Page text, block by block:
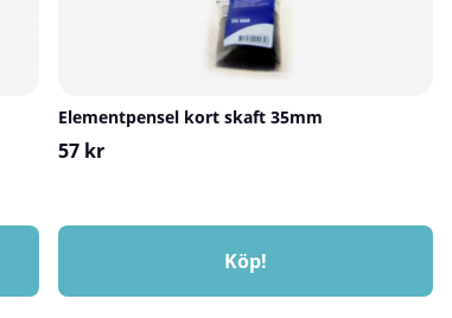
Elementpensel kort skaft 35mm
57 kr
Köp!